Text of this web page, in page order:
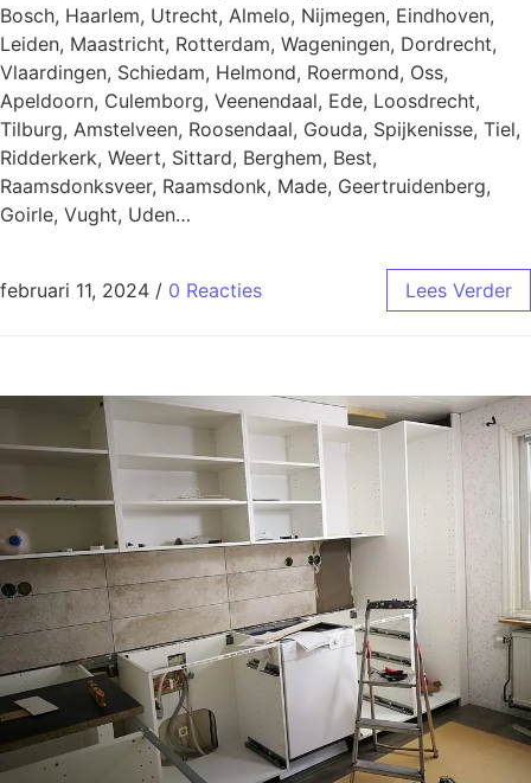
Bosch, Haarlem, Utrecht, Almelo, Nijmegen, Eindhoven,
Leiden, Maastricht, Rotterdam, Wageningen, Dordrecht,
Vlaardingen, Schiedam, Helmond, Roermond, Oss,
Apeldoorn, Culemborg, Veenendaal, Ede, Loosdrecht,
Tilburg, Amstelveen, Roosendaal, Gouda, Spijkenisse, Tiel,
Ridderkerk, Weert, Sittard, Berghem, Best,
Raamsdonksveer, Raamsdonk, Made, Geertruidenberg,
Goirle, Vught, Uden…
februari 11, 2024 / 0 Reacties Lees Verder